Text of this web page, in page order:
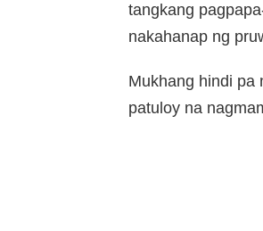
tangkang
nakahanap ng
Mukhang hindi pa
patuloy na